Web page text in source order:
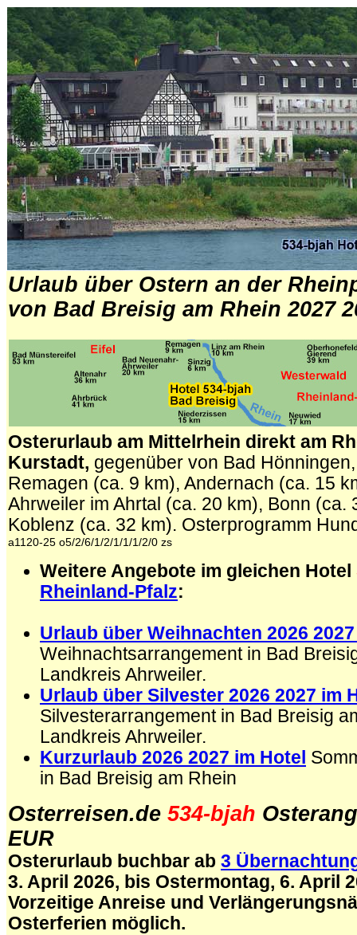
Urlaub über Ostern an der
von Bad Breisig am Rhein 2027
Osterurlaub am Mittelrhein direkt am
Kurstadt, gegenüber von Bad
Remagen (ca. 9 km), Andernach (ca. 15
Ahrweiler im Ahrtal (ca. 20 km), Bonn (ca.
Koblenz (ca. 32 km). Osterprogramm
a1120-25 o5/2/6/1/2/1/1/1/2/0 zs
Weitere Angebote im gleichen Hotel
Rheinland-Pfalz:
Urlaub über Weihnachten 2026
Weihnachtsarrangement in Bad
Landkreis Ahrweiler.
Urlaub über Silvester 2026 2027 im
Silvesterarrangement in Bad Breisig
Landkreis Ahrweiler.
Kurzurlaub 2026 2027 im Hotel
in Bad Breisig am Rhein
Osterreisen.de 534-bjah
EUR
Osterurlaub buchbar ab 3
3. April 2026, bis Ostermontag, 6. April
Vorzeitige Anreise und
Osterferien möglich.